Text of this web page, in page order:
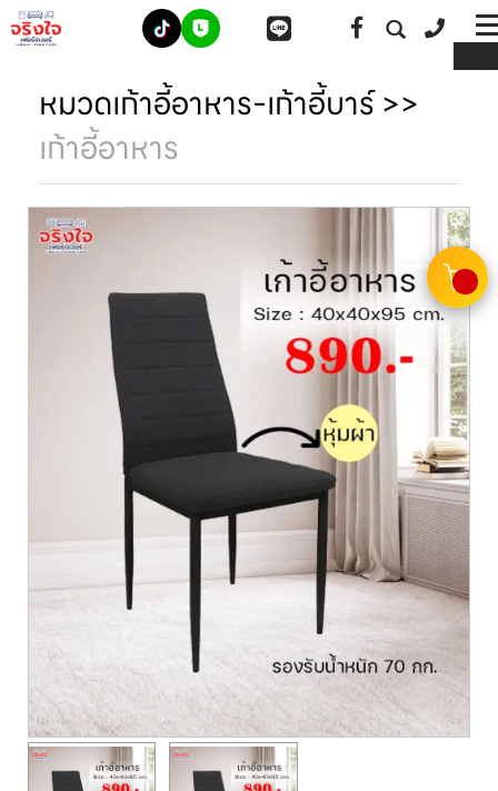
หมวดเก้าอี้อาหาร-เก้าอี้บาร์>>
เก้าอี้อาหาร